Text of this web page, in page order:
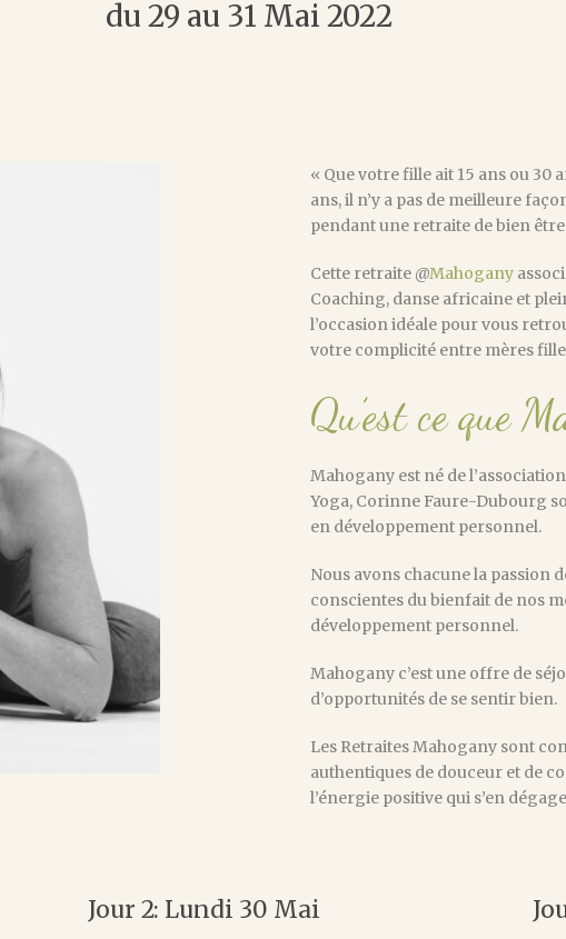
du 29 au 31 Mai 2022
« Que votre fille ait 15 ans ou 30
ans, il n’y a pas de meilleure
pendant une retraite de bien
Cette retraite @Mahogany
Coaching, danse africaine et
l’occasion idéale pour vous
votre complicité entre mères
Qu’est ce que
Mahogany est né de
Yoga, Corinne Faure-Dubourg
en développement personnel.
Nous avons chacune la passion
conscientes du bienfait de nos
développement personnel.
Mahogany c’est une offre de
d’opportunités de se sentir bien.
Les Retraites Mahogany sont
authentiques de douceur et de
l’énergie positive qui s’en
Jour 2: Lundi 30 Mai